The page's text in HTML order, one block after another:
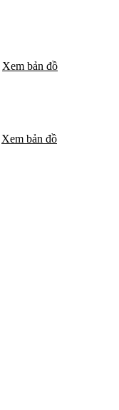
Xem bản đồ
Xem bản đồ